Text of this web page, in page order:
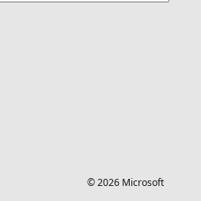
© 2026 Microsoft